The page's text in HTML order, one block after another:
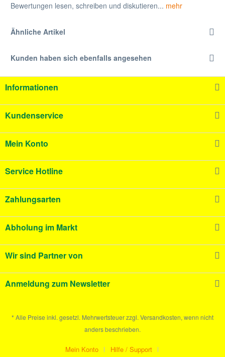
Bewertungen lesen, schreiben und diskutieren... mehr
Ähnliche Artikel
Kunden haben sich ebenfalls angesehen
Informationen
Kundenservice
Mein Konto
Service Hotline
Zahlungsarten
Abholung im Markt
Wir sind Partner von
Anmeldung zum Newsletter
* Alle Preise inkl. gesetzl. Mehrwertsteuer zzgl. Versandkosten, wenn nicht
anders beschrieben.
Mein Konto Hilfe / Support